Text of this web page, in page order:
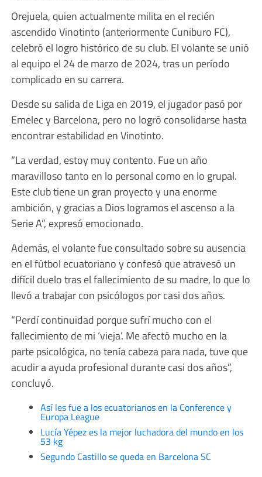
Orejuela, quien actualmente milita en el recién
ascendido Vinotinto (anteriormente Cuniburo FC),
celebró el logro histórico de su club. El volante se unió
al equipo el 24 de marzo de 2024, tras un período
complicado en su carrera.
Desde su salida de Liga en 2019, el jugador pasó por
Emelec y Barcelona, pero no logró consolidarse hasta
encontrar estabilidad en Vinotinto.
“La verdad, estoy muy contento. Fue un año
maravilloso tanto en lo personal como en lo grupal.
Este club tiene un gran proyecto y una enorme
ambición, y gracias a Dios logramos el ascenso a la
Serie A”, expresó emocionado.
Además, el volante fue consultado sobre su ausencia
en el fútbol ecuatoriano y confesó que atravesó un
difícil duelo tras el fallecimiento de su madre, lo que lo
llevó a trabajar con psicólogos por casi dos años.
“Perdí continuidad porque sufrí mucho con el
fallecimiento de mi ‘vieja’. Me afectó mucho en la
parte psicológica, no tenía cabeza para nada, tuve que
acudir a ayuda profesional durante casi dos años”,
concluyó.
Así les fue a los ecuatorianos en la Conference y
Europa League
Lucía Yépez es la mejor luchadora del mundo en los
53 kg
Segundo Castillo se queda en Barcelona SC